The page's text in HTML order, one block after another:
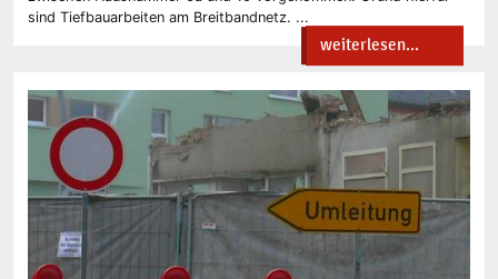
sind Tiefbauarbeiten am Breitbandnetz. ...
weiterlesen...